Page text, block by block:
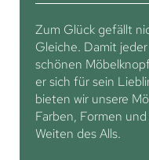
Zum Glück gefällt
Gleiche. Damit
schönen
er sich für sein
bieten wir unsere
Farben, Formen
Weiten des Alls.